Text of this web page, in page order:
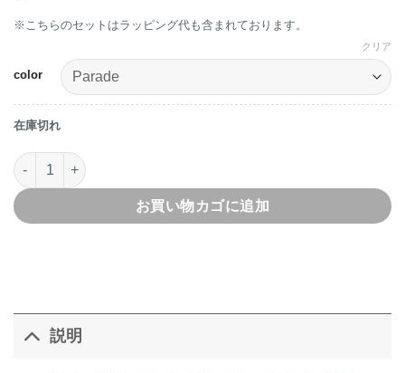
※こちらのセットはラッピング代も含まれております。
color
クリア
在庫切れ
Cirkus TeaSet ティーセット個
お買い物カゴに追加
説明